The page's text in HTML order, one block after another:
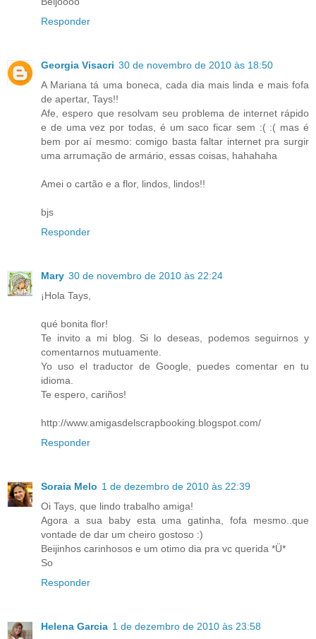
Responder
Georgia Visacri 30 de novembro de 2010 às 18:50
A Mariana tá uma boneca, cada dia mais linda e mais fofa
de apertar, Tays!!
Afe, espero que resolvam seu problema de internet rápido
e de uma vez por todas, é um saco ficar sem :( :( mas é
bem por aí mesmo: comigo basta faltar internet pra surgir
uma arrumação de armário, essas coisas, hahahaha
Amei o cartão e a flor, lindos, lindos!!
bjs
Responder
Mary 30 de novembro de 2010 às 22:24
¡Hola Tays,
qué bonita flor!
Te invito a mi blog. Si lo deseas, podemos seguirnos y
comentarnos mutuamente.
Yo uso el traductor de Google, puedes comentar en tu
idioma.
Te espero, cariños!
http://www.amigasdelscrapbooking.blogspot.com/
Responder
Soraia Melo 1 de dezembro de 2010 às 22:39
Oi Tays, que lindo trabalho amiga!
Agora a sua baby esta uma gatinha, fofa mesmo..que
vontade de dar um cheiro gostoso :)
Beijinhos carinhosos e um otimo dia pra vc querida *Ü*
So
Responder
Helena Garcia 1 de dezembro de 2010 às 23:58